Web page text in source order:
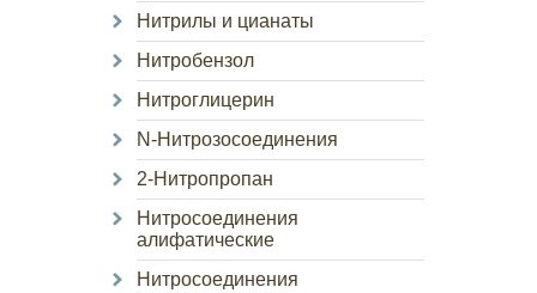
Нитрилы и цианаты
Нитробензол
Нитроглицерин
N-Нитрозосоединения
2-Нитропропан
Нитросоединения
алифатические
Нитросоединения